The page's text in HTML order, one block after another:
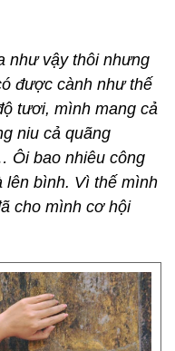
như vậy thôi nhưng
được cành như thế
tươi, mình mang cả
niu cả quãng
Ôi bao nhiêu công
lên bình. Vì thế mình
cho mình cơ hội